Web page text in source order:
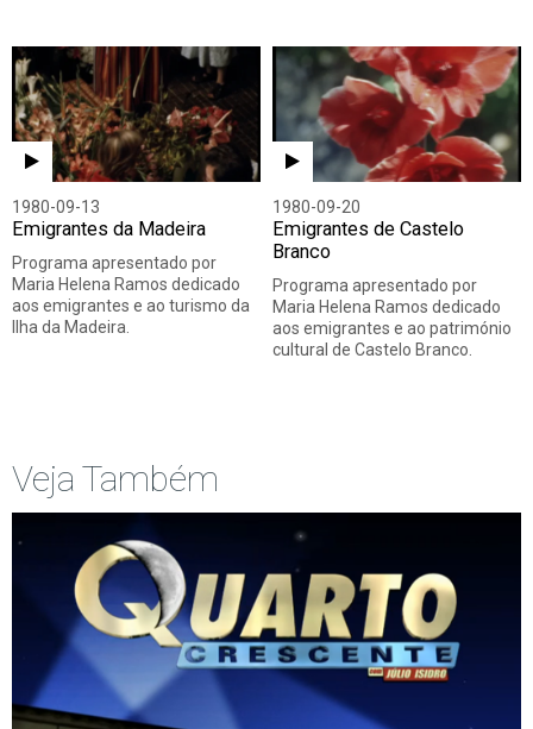
1980-09-13
Emigrantes da Madeira
Programa apresentado por
Maria Helena Ramos dedicado
aos emigrantes e ao turismo da
Ilha da Madeira.
1980-09-20
Emigrantes de Castelo
Branco
Programa apresentado por
Maria Helena Ramos dedicado
aos emigrantes e ao património
cultural de Castelo Branco.
Veja Também